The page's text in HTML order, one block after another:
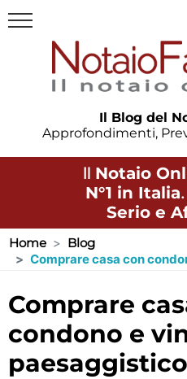
Il Blog del
Approfondimenti,
Il Notaio
N°1 in Italia
Serio e
Home
Blog
Comprare casa con
comprare casa con
condono e
paesaggistico